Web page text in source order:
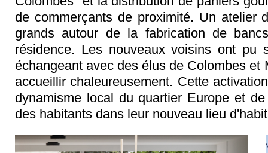
de commerçants de proximité. Un atelier
grands autour de la fabrication de
résidence. Les nouveaux voisins ont pu
échangeant avec des élus de Colombes
accueillir chaleureusement. Cette
dynamisme local du quartier Europe et
des habitants dans leur nouveau lieu